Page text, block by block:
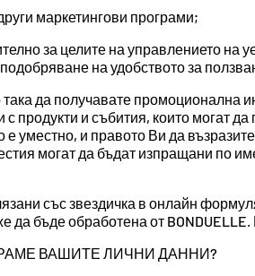
маркетингови програми;
за целите на управлението на
на удобството за
да получавате промоционална
продукти и събития, които могат
е уместно, и правото Ви да
могат да бъдат изпращани по
със звездичка в онлайн
да бъде обработена от
ВАШИТЕ ЛИЧНИ ДАННИ?